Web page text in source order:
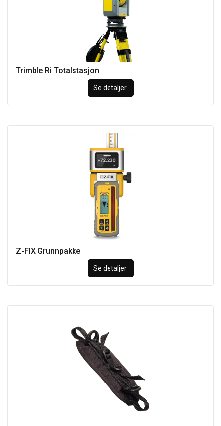
Trimble Ri Totalstasjon
Se detaljer
Z-FIX Grunnpakke
Se detaljer